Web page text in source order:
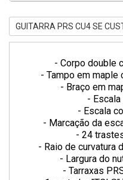
GUITARRA PRS CU4 SE
- Corpo double
- Tampo em
- Braço em
-
- Escala
- Marcação da
- 24
- Raio de curvatura
- Largura do
- Tarraxas